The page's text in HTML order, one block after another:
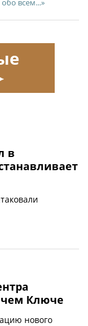
всем...»
в
Ключе
нового